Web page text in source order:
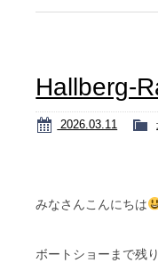
Hallberg-
2026.03.11
みなさんこんにちは
ボートショーまで残